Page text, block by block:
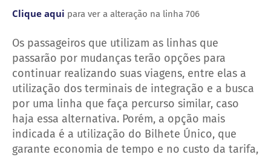
Clique aqui para ver a alteração na linha 706
Os passageiros que utilizam as linhas que
passarão por mudanças terão opções para
continuar realizando suas viagens, entre elas a
utilização dos terminais de integração e a busca
por uma linha que faça percurso similar, caso
haja essa alternativa. Porém, a opção mais
indicada é a utilização do Bilhete Único, que
garante economia de tempo e no custo da tarifa,